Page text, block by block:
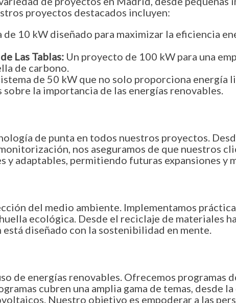
proyectos destacados incluyen:
de 10 kW diseñado para maximizar la eficiencia
Las Tablas: Un proyecto de 100 kW para una
de carbono.
de 50 kW que no solo proporciona energía
la importancia de las energías renovables.
de punta en todos nuestros proyectos.
nos aseguramos de que nuestros
y adaptables, permitiendo futuras expansiones y
del medio ambiente. Implementamos
ecológica. Desde el reciclaje de materiales
diseñado con la sostenibilidad en mente.
de energías renovables. Ofrecemos programas
cubren una amplia gama de temas, desde
Nuestro objetivo es empoderar a las